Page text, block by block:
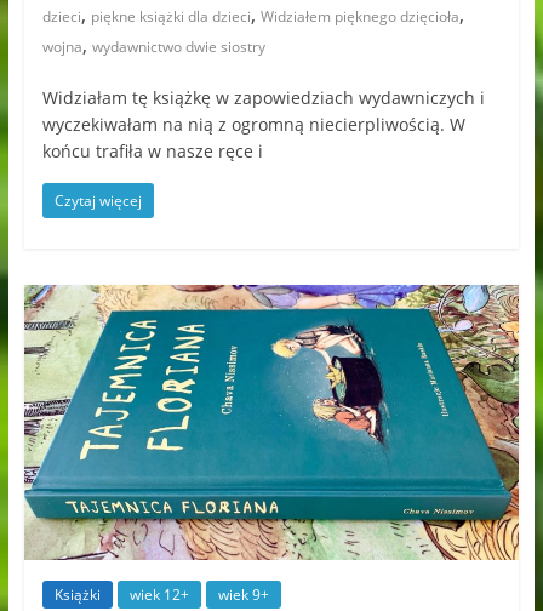
dzieci, piękne książki dla dzieci, Widziałem pięknego dzięcioła,
wojna, wydawnictwo dwie siostry
Widziałam tę książkę w zapowiedziach wydawniczych i
wyczekiwałam na nią z ogromną niecierpliwością. W
końcu trafiła w nasze ręce i
Czytaj więcej
Książki wiek 12+ wiek 9+